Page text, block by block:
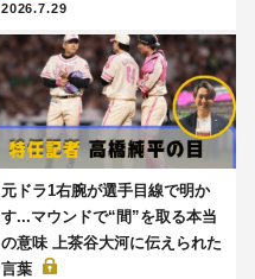
2026.7.29
元ドラ1右腕が選手目線で明か
す...マウンドで“間”を取る本当
の意味 上茶谷大河に伝えられた
言葉